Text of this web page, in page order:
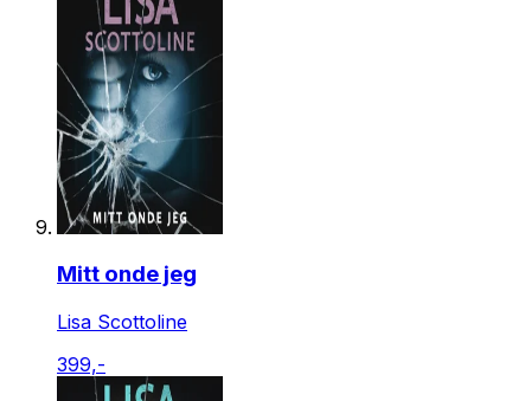
Mitt onde jeg
Lisa Scottoline
399,-